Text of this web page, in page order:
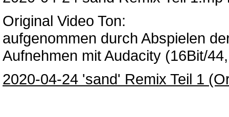
Original Video Ton:
aufgenommen durch Abspielen
Aufnehmen mit Audacity (16Bit/
2020-04-24 'sand' Remix Teil 1